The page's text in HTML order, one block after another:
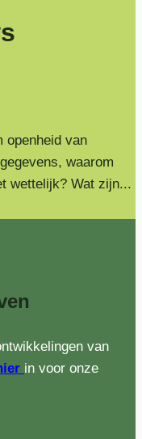
openheid van
waarom
wettelijk? Wat zijn...
van
in voor onze